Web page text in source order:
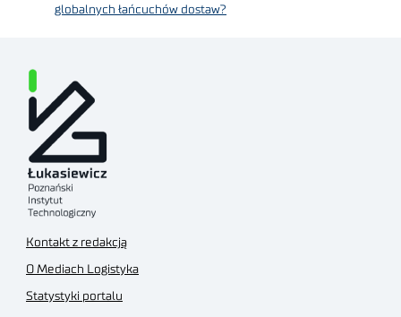
globalnych łańcuchów dostaw?
Kontakt z redakcją
O Mediach Logistyka
Statystyki portalu